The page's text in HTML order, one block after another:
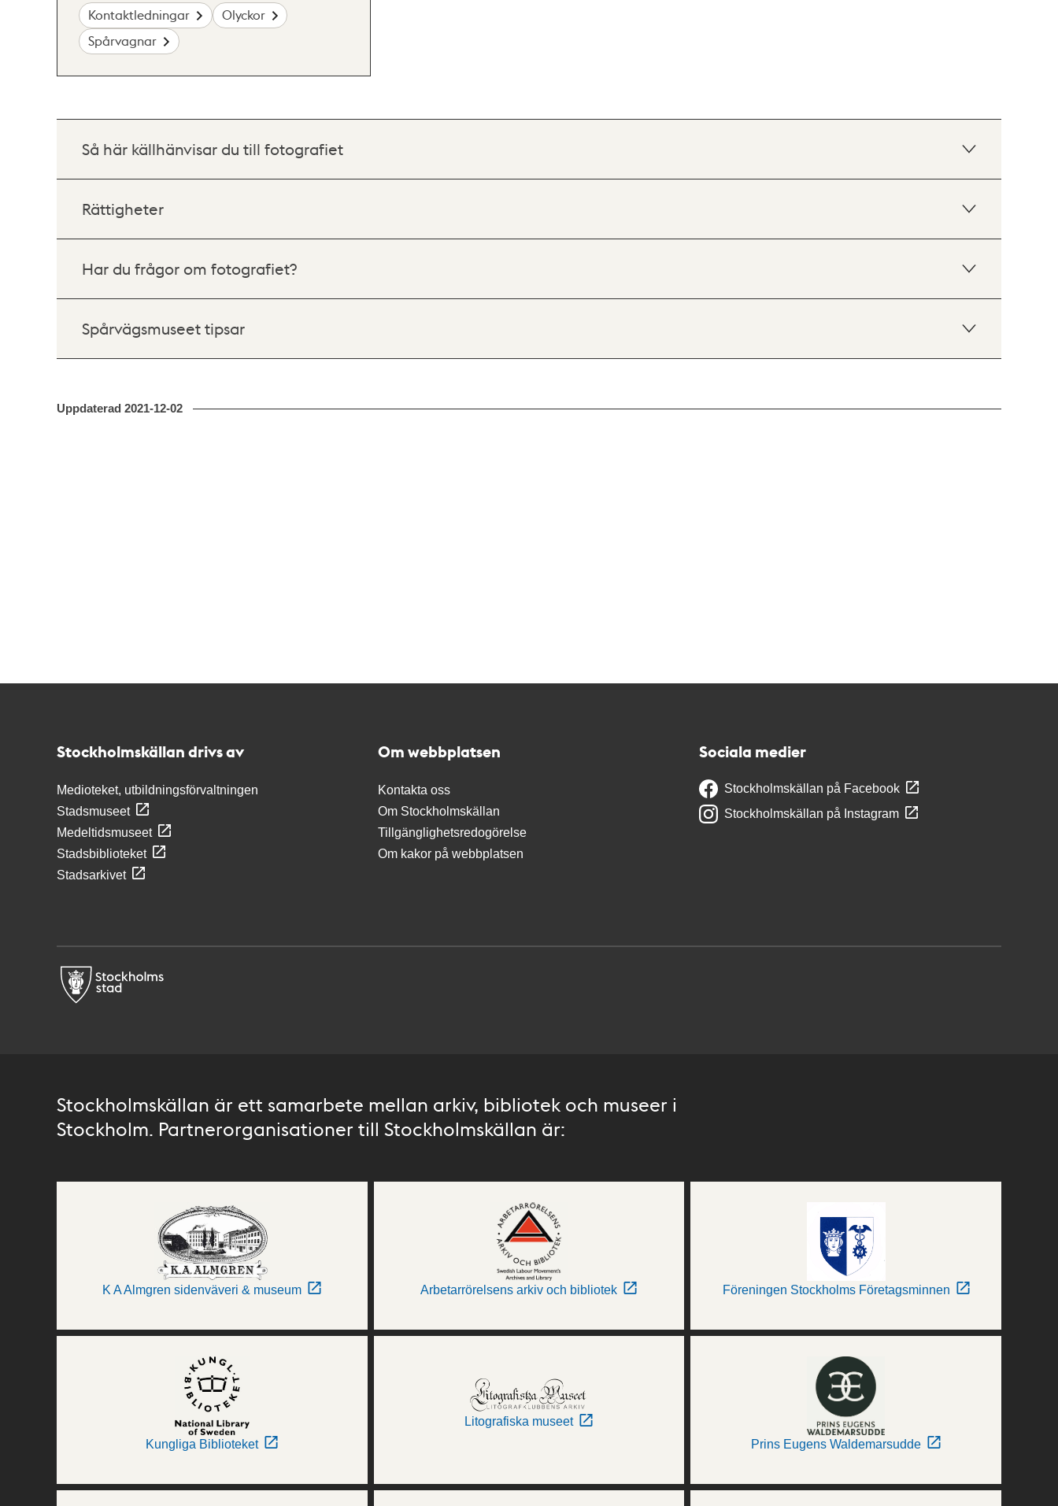
Kontaktledningar
Olyckor
Spårvagnar
Så här källhänvisar du till fotografiet
Rättigheter
Har du frågor om fotografiet?
Spårvägsmuseet tipsar
Uppdaterad 2021-12-02
Stockholmskällan drivs av
Medioteket, utbildningsförvaltningen
Stadsmuseet
Medeltidsmuseet
Stadsbiblioteket
Stadsarkivet
Om webbplatsen
Kontakta oss
Om Stockholmskällan
Tillgänglighetsredogörelse
Om kakor på webbplatsen
Sociala medier
Stockholmskällan på Facebook
Stockholmskällan på Instagram
Stockholmskällan är ett samarbete mellan arkiv, bibliotek och museer i
Stockholm. Partnerorganisationer till Stockholmskällan är:
K A Almgren sidenväveri & museum Arbetarrörelsens arkiv och bibliotek Föreningen Stockholms Företagsminnen
Kungliga Biblioteket
Litografiska museet
Prins Eugens Waldemarsudde